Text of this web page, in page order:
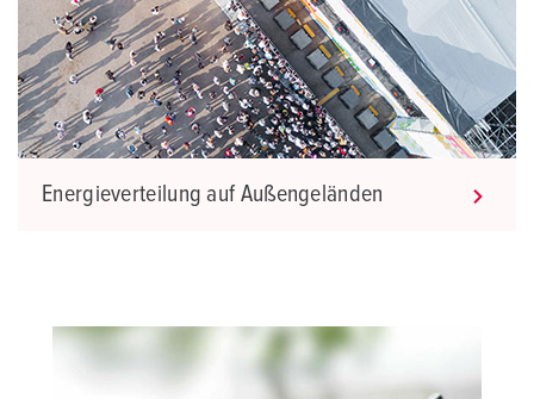
Energieverteilung auf Außengeländen